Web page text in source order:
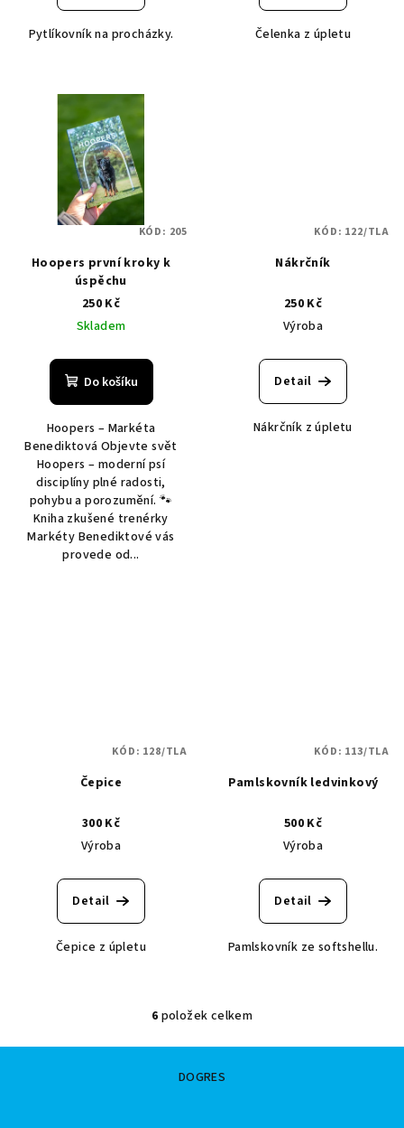
Pytlíkovník na procházky. Čelenka z úpletu
Hoopers první kroky k
úspěchu
250 Kč
Skladem
Do košíku
Hoopers – Markéta
Benediktová Objevte svět
Hoopers – moderní psí
disciplíny plné radosti,
pohybu a porozumění. 🐾
Kniha zkušené trenérky
Markéty Benediktové vás
provede od...
KÓD: 205
Nákrčník
250 Kč
Výroba
Detail
Nákrčník z úpletu
KÓD: 122/TLA
Čepice
300 Kč
Výroba
Detail
Čepice z úpletu
KÓD: 128/TLA
Pamlskovník ledvinkový
500 Kč
Výroba
Detail
Pamlskovník ze softshellu.
KÓD: 113/TLA
O
v
á
6 položek celkem
DOGRES